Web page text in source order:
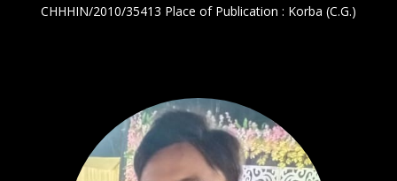
CHHHIN/2010/35413 Place of Publication : Korba (C.G.)